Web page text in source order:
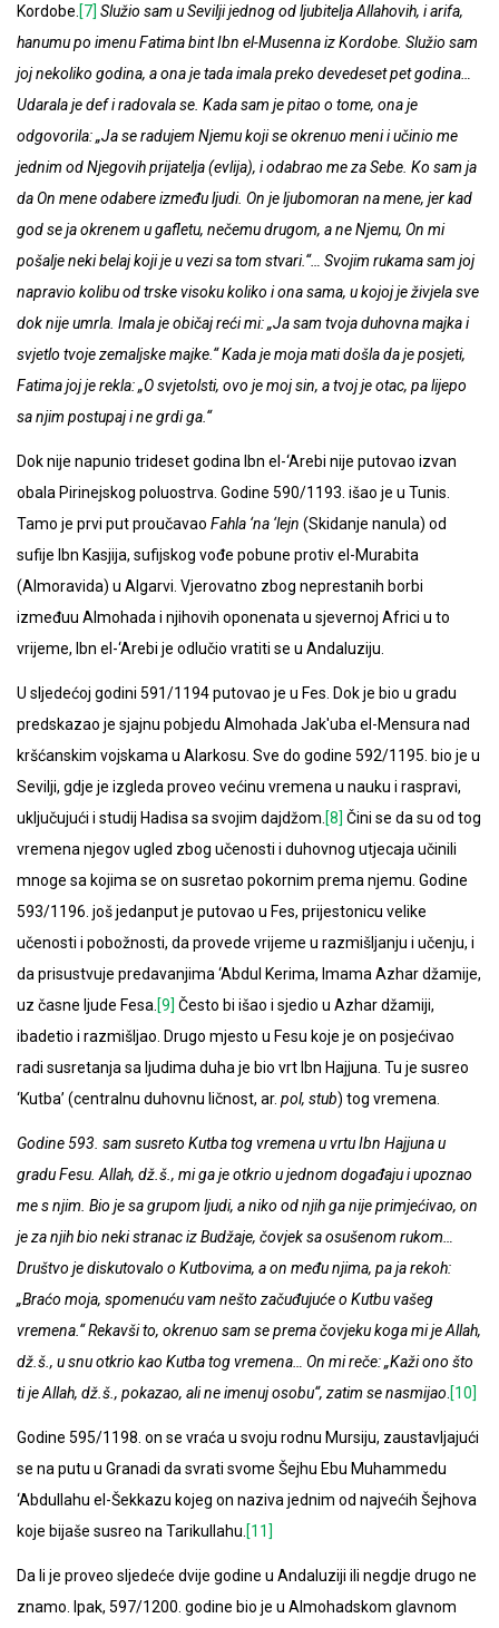
Kordobe. [7] Služio sam u Sevilji jednog od ljubitelja Allahovih, i arifa,
hanumu po imenu Fatima bint Ibn el-Musenna iz Kordobe. Služio sam
joj nekoliko godina, a ona je tada imala preko devedeset pet godina…
Udarala je def i radovala se. Kada sam je pitao o tome, ona je
odgovorila: „Ja se radujem Njemu koji se okrenuo meni i učinio me
jednim od Njegovih prijatelja (evlija), i odabrao me za Sebe. Ko sam ja
da On mene odabere između ljudi. On je ljubomoran na mene, jer kad
god se ja okrenem u gafletu, nečemu drugom, a ne Njemu, On mi
pošalje neki belaj koji je u vezi sa tom stvari.“… Svojim rukama sam joj
napravio kolibu od trske visoku koliko i ona sama, u kojoj je živjela sve
dok nije umrla. Imala je običaj reći mi: „Ja sam tvoja duhovna majka i
svjetlo tvoje zemaljske majke.“ Kada je moja mati došla da je posjeti,
Fatima joj je rekla: „O svjetolsti, ovo je moj sin, a tvoj je otac, pa lijepo
sa njim postupaj i ne grdi ga.“
Dok nije napunio trideset godina Ibn el-‘Arebi nije putovao izvan
obala Pirinejskog poluostrva. Godine 590/1193. išao je u Tunis.
Tamo je prvi put proučavao Fahla ‘na ‘lejn (Skidanje nanula) od
sufije Ibn Kasjija, sufijskog vođe pobune protiv el-Murabita
(Almoravida) u Algarvi. Vjerovatno zbog neprestanih borbi
izmeđuu Almohada i njihovih oponenata u sjevernoj Africi u to
vrijeme, Ibn el-‘Arebi je odlučio vratiti se u Andaluziju.
U sljedećoj godini 591/1194 putovao je u Fes. Dok je bio u gradu
predskazao je sjajnu pobjedu Almohada Jak'uba el-Mensura nad
kršćanskim vojskama u Alarkosu. Sve do godine 592/1195. bio je u
Sevilji, gdje je izgleda proveo većinu vremena u nauku i raspravi,
uključujući i studij Hadisa sa svojim dajdžom. [8] Čini se da su od tog
vremena njegov ugled zbog učenosti i duhovnog utjecaja učinili
mnoge sa kojima se on susretao pokornim prema njemu. Godine
593/1196. još jedanput je putovao u Fes, prijestonicu velike
učenosti i pobožnosti, da provede vrijeme u razmišljanju i učenju, i
da prisustvuje predavanjima ‘Abdul Kerima, Imama Azhar džamije,
uz časne ljude Fesa. [9] Često bi išao i sjedio u Azhar džamiji,
ibadetio i razmišljao. Drugo mjesto u Fesu koje je on posjećivao
radi susretanja sa ljudima duha je bio vrt Ibn Hajjuna. Tu je susreo
‘Kutba’ (centralnu duhovnu ličnost, ar. pol, stub) tog vremena.
Godine 593. sam susreto Kutba tog vremena u vrtu Ibn Hajjuna u
gradu Fesu. Allah, dž.š., mi ga je otkrio u jednom događaju i upoznao
me s njim. Bio je sa grupom ljudi, a niko od njih ga nije primjećivao, on
je za njih bio neki stranac iz Budžaje, čovjek sa osušenom rukom…
Društvo je diskutovalo o Kutbovima, a on među njima, pa ja rekoh:
„Braćo moja, spomenuću vam nešto začuđujuće o Kutbu vašeg
vremena.“ Rekavši to, okrenuo sam se prema čovjeku koga mi je Allah,
dž.š., u snu otkrio kao Kutba tog vremena… On mi reče: „Kaži ono što
ti je Allah, dž.š., pokazao, ali ne imenuj osobu“, zatim se nasmijao [10]
Godine 595/1198. on se vraća u svoju rodnu Mursiju, zaustavljajući
se na putu u Granadi da svrati svome Šejhu Ebu Muhammedu
‘Abdullahu el-Šekkazu kojeg on naziva jednim od najvećih Šejhova
koje bijaše susreo na Tarikullahu. [11]
Da li je proveo sljedeće dvije godine u Andaluziji ili negdje drugo ne
znamo. Ipak, 597/1200. godine bio je u Almohadskom glavnom